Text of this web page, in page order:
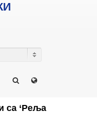
са ‘Реља